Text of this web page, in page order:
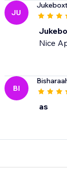
JU
Nice
BI
as